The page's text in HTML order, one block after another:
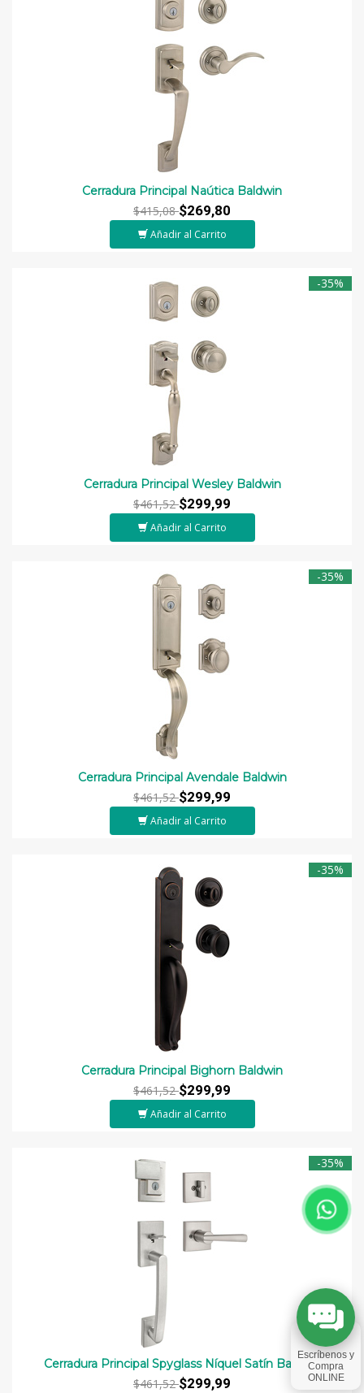
Cerradura Principal Naútica Baldwin
$415,08$269,80
Añadir al Carrito
-35%
Cerradura Principal Wesley Baldwin
$461,52$299,99
Añadir al Carrito
-35%
Cerradura Principal Avendale Baldwin
$461,52$299,99
Añadir al Carrito
-35%
Cerradura Principal Bighorn Baldwin
$461,52$299,99
Añadir al Carrito
-35%
Cerradura Principal Spyglass Níquel Satín Baldwin
$461,52$299,99